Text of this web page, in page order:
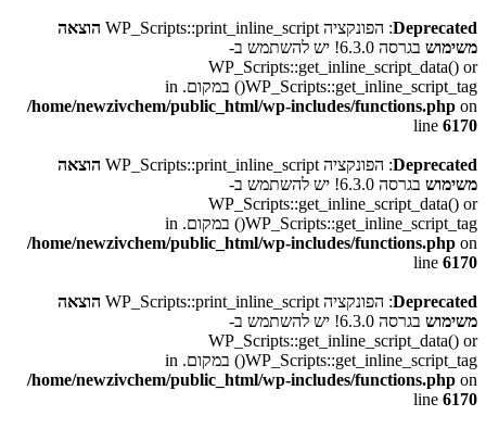
Deprecated: הפונקציה WP_Scripts::print_inline_script
הוצאה
משימוש
בגרסה 6.3.0! יש להשתמש ב-
WP_Scripts::get_inline_script_data() or
WP_Scripts::get_inline_script_tag() במקום. in
/home/newzivchem/public_html/wp-includes/functions.php on
line 6170
Deprecated: הפונקציה WP_Scripts::print_inline_script
הוצאה
משימוש
בגרסה 6.3.0! יש להשתמש ב-
WP_Scripts::get_inline_script_data() or
WP_Scripts::get_inline_script_tag() במקום. in
/home/newzivchem/public_html/wp-includes/functions.php on
line 6170
Deprecated: הפונקציה WP_Scripts::print_inline_script
הוצאה
משימוש
בגרסה 6.3.0! יש להשתמש ב-
WP_Scripts::get_inline_script_data() or
WP_Scripts::get_inline_script_tag() במקום. in
/home/newzivchem/public_html/wp-includes/functions.php on
line 6170